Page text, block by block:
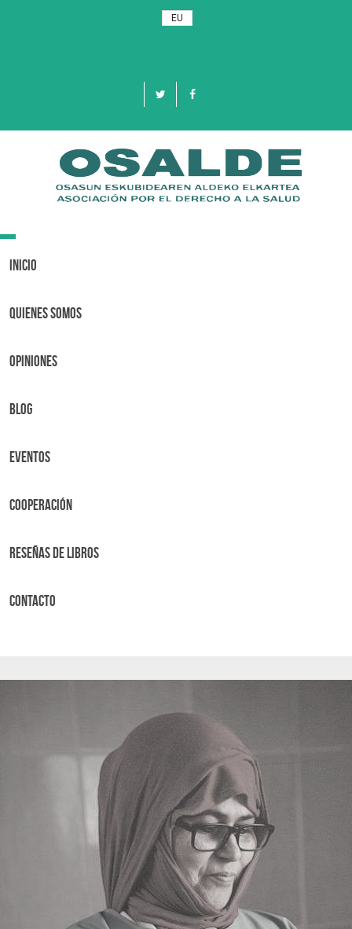
EU
Toggle
Inicio
Quienes Somos
OPINIONES
BLOG
Eventos
Cooperación
Reseñas de libros
Contacto